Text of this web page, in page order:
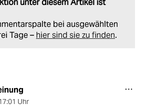
unter diesem Artikel ist
bei ausgewählten
Tage – hier sind sie zu finden.
Uhr